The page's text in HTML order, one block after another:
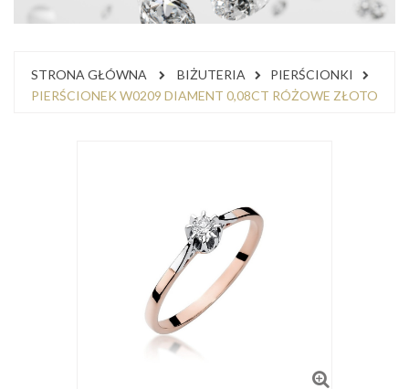
STRONA GŁÓWNA BIŻUTERIA
PIERŚCIONKI
PIERŚCIONEK W0209 DIAMENT 0,08CT RÓŻOWE ZŁOTO